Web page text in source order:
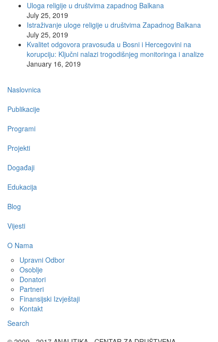
Uloga religije u društvima zapadnog Balkana
July 25, 2019
Istraživanje uloge religije u društvima Zapadnog Balkana
July 25, 2019
Kvalitet odgovora pravosuđa u Bosni i Hercegovini na
korupciju: Ključni nalazi trogodišnjeg monitoringa i analize
January 16, 2019
Main
navigation
Naslovnica
Publikacije
Programi
Projekti
Događaji
Edukacija
Blog
Vijesti
O Nama
Upravni Odbor
Osoblje
Donatori
Partneri
Finansijski Izvještaji
Kontakt
Search